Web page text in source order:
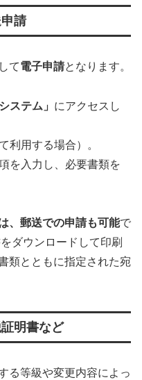
請
て電子申請となります。
ステム」 にアクセスし
利用する場合）。
を入力し、必要書類を
、郵送での申請も可能で
ダウンロードして印刷
類とともに指定された宛
明書など
る等級や変更内容によっ